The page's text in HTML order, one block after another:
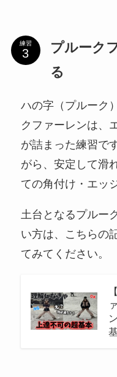
練習
プルーク
る
ハの字（プルーク
クファーレンは、
が詰まった練習で
がら、安定して滑
ての角付け・エッ
土台となるプルー
い方は、こちらの
てみてください。